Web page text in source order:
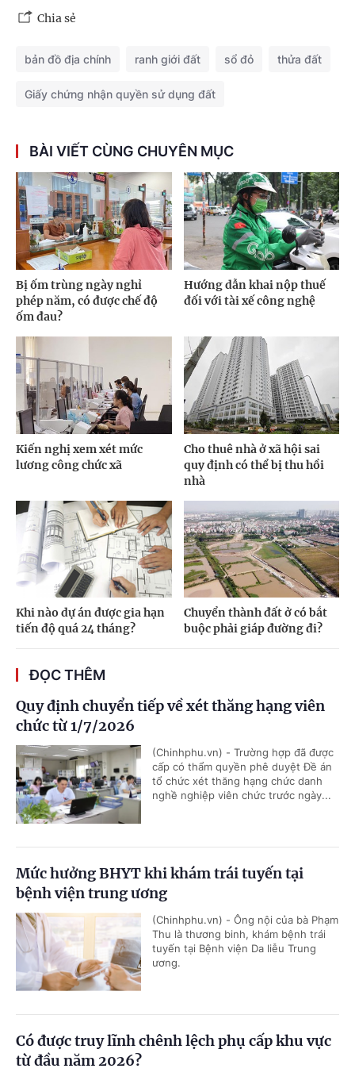
Chia sẻ
bản đồ địa chính ranh giới đất sổ đỏ thửa đất
Giấy chứng nhận quyền sử dụng đất
BÀI VIẾT CÙNG CHUYÊN MỤC
Bị ốm trùng ngày nghỉ
phép năm, có được chế độ
ốm đau?
Hướng dẫn khai nộp thuế
đối với tài xế công nghệ
Kiến nghị xem xét mức
lương công chức xã
Cho thuê nhà ở xã hội sai
quy định có thể bị thu hồi
nhà
Khi nào dự án được gia hạn
tiến độ quá 24 tháng?
Chuyển thành đất ở có bắt
buộc phải giáp đường đi?
ĐỌC THÊM
Quy định chuyển tiếp về xét thăng hạng viên
chức từ 1/7/2026
(Chinhphu.vn) - Trường hợp đã được
cấp có thẩm quyền phê duyệt Đề án
tổ chức xét thăng hạng chức danh
nghề nghiệp viên chức trước ngày...
Mức hưởng BHYT khi khám trái tuyến tại
bệnh viện trung ương
(Chinhphu.vn) - Ông nội của bà Phạm
Thu là thương binh, khám bệnh trái
tuyến tại Bệnh viện Da liễu Trung
ương.
Có được truy lĩnh chênh lệch phụ cấp khu vực
từ đầu năm 2026?